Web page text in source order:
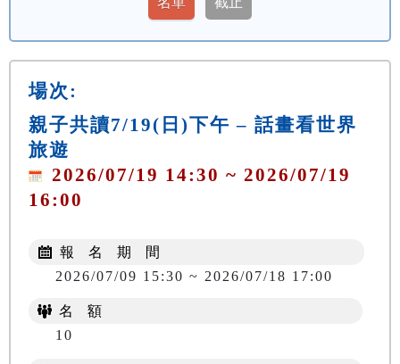
場次:
親子共讀7/19(日)下午 – 話畫看世界
旅遊
2026/07/19 14:30 ~ 2026/07/19
16:00
報 名 期 間
2026/07/09 15:30 ~ 2026/07/18 17:00
名 額
10